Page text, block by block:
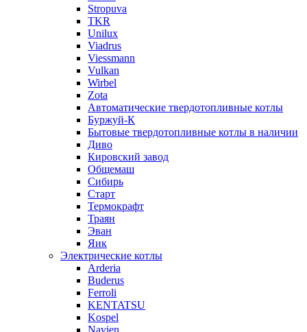
Stropuva
TKR
Unilux
Viadrus
Viessmann
Vulkan
Wirbel
Zota
Автоматические твердотопливные котлы
Буржуй-К
Бытовые твердотопливные котлы в наличии
Диво
Кировский завод
Общемаш
Сибирь
Старт
Термокрафт
Траян
Эван
Яик
Электрические котлы
Arderia
Buderus
Ferroli
KENTATSU
Kospel
Navien